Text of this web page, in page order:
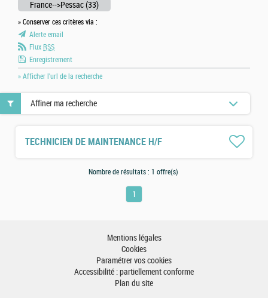
France-->Pessac (33)
» Conserver ces critères via :
Alerte email
Flux RSS
Enregistrement
» Afficher l'url de la recherche
TECHNICIEN DE MAINTENANCE H/F
Affiner ma recherche
Nombre de résultats : 1 offre(s)
1
Mentions légales
Cookies
Paramétrer vos cookies
Accessibilité : partiellement conforme
Plan du site